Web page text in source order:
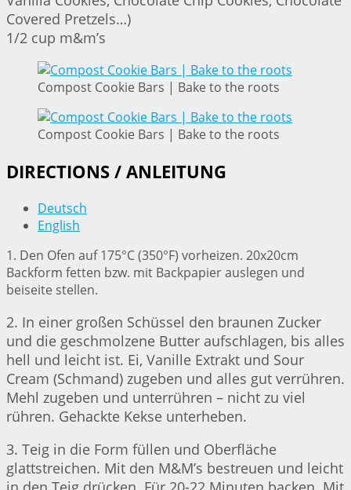
Covered Pretzels…)
1/2 cup m&m’s
Compost Cookie Bars | Bake to the roots
Compost Cookie Bars | Bake to the roots
DIRECTIONS / ANLEITUNG
Deutsch
English
1. Den Ofen auf 175°C (350°F) vorheizen. 20x20cm
Backform fetten bzw. mit Backpapier auslegen und
beiseite stellen.
2. In einer großen Schüssel den braunen Zucker
und die geschmolzene Butter aufschlagen, bis alles
hell und leicht ist. Ei, Vanille Extrakt und Sour
Cream (Schmand) zugeben und alles gut verrühren.
Mehl zugeben und unterrühren – nicht zu viel
rühren. Gehackte Kekse unterheben.
3. Teig in die Form füllen und Oberfläche
glattstreichen. Mit den M&M’s bestreuen und leicht